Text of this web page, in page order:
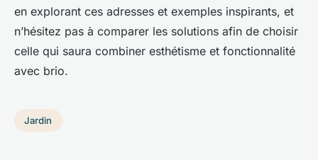
en explorant ces adresses et exemples inspirants, et
n’hésitez pas à comparer les solutions afin de choisir
celle qui saura combiner esthétisme et fonctionnalité
avec brio.
Jardin